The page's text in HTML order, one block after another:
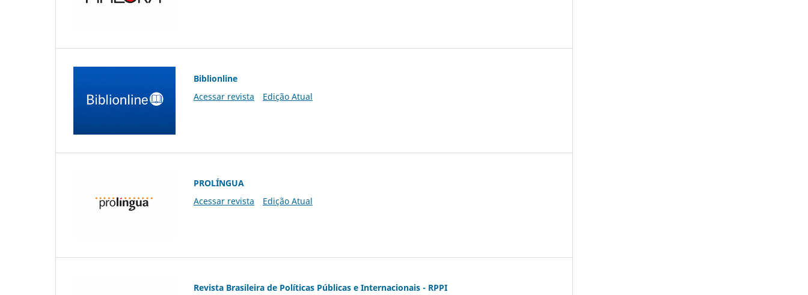
Biblionline
Acessar revista
Edição Atual
PROLÍNGUA
Acessar revista
Edição Atual
Revista Brasileira de Políticas Públicas e Internacionais - RPPI